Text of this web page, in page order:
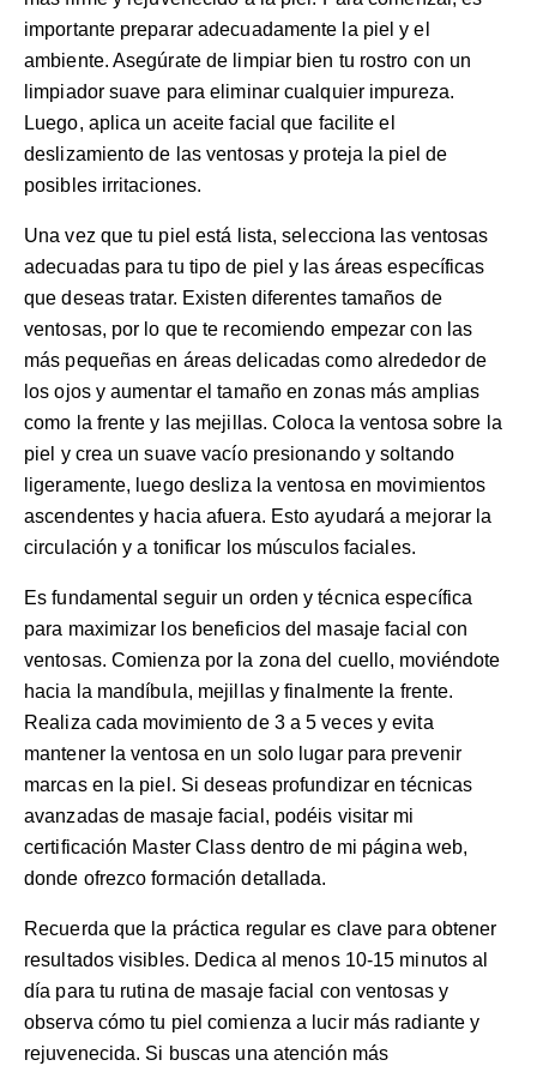
importante preparar adecuadamente la piel y el
ambiente. Asegúrate de limpiar bien tu rostro con un
limpiador suave para eliminar cualquier impureza.
Luego, aplica un aceite facial que facilite el
deslizamiento de las ventosas y proteja la piel de
posibles irritaciones.
Una vez que tu piel está lista, selecciona las ventosas
adecuadas para tu tipo de piel y las áreas específicas
que deseas tratar. Existen diferentes tamaños de
ventosas, por lo que te recomiendo empezar con las
más pequeñas en áreas delicadas como alrededor de
los ojos y aumentar el tamaño en zonas más amplias
como la frente y las mejillas. Coloca la ventosa sobre la
piel y crea un suave vacío presionando y soltando
ligeramente, luego desliza la ventosa en movimientos
ascendentes y hacia afuera. Esto ayudará a mejorar la
circulación y a tonificar los músculos faciales.
Es fundamental seguir un orden y técnica específica
para maximizar los beneficios del masaje facial con
ventosas. Comienza por la zona del cuello, moviéndote
hacia la mandíbula, mejillas y finalmente la frente.
Realiza cada movimiento de 3 a 5 veces y evita
mantener la ventosa en un solo lugar para prevenir
marcas en la piel. Si deseas profundizar en técnicas
avanzadas de masaje facial, podéis visitar mi
certificación Master Classdentro de mi página web,
donde ofrezco formación detallada.
Recuerda que la práctica regular es clave para obtener
resultados visibles. Dedica al menos 10-15 minutos al
día para tu rutina de masaje facial con ventosas y
observa cómo tu piel comienza a lucir más radiante y
rejuvenecida. Si buscas una atención más